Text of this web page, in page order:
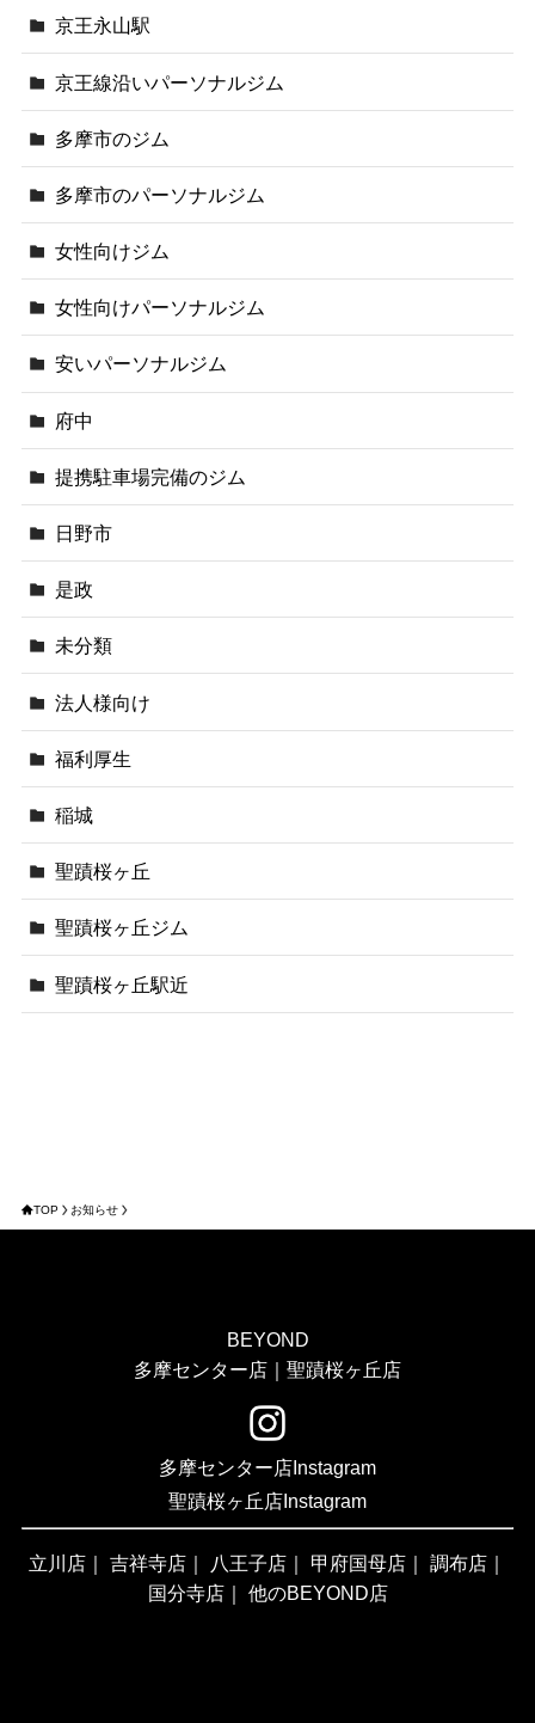
京王永山駅
京王線沿いパーソナルジム
多摩市のジム
多摩市のパーソナルジム
女性向けジム
女性向けパーソナルジム
安いパーソナルジム
府中
提携駐車場完備のジム
日野市
是政
未分類
法人様向け
福利厚生
稲城
聖蹟桜ヶ丘
聖蹟桜ヶ丘ジム
聖蹟桜ヶ丘駅近
TOP お知らせ
BEYOND
多摩センター店｜聖蹟桜ヶ丘店
多摩センター店Instagram
聖蹟桜ヶ丘店Instagram
立川店 ｜ 吉祥寺店 ｜ 八王子店 ｜ 甲府国母店 ｜ 調布店 ｜
国分寺店｜ 他のBEYOND店